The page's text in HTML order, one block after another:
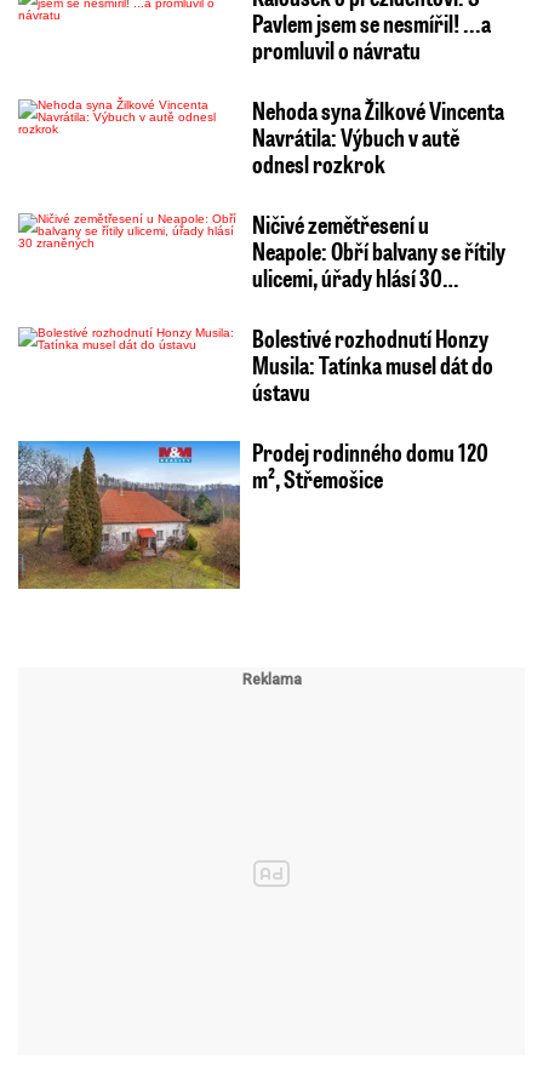
Pavlem jsem se nesmířil! ...a
promluvil o návratu
Nehoda syna Žilkové Vincenta
Navrátila: Výbuch v autě
odnesl rozkrok
Ničivé zemětřesení u
Neapole: Obří balvany se řítily
ulicemi, úřady hlásí 30…
Bolestivé rozhodnutí Honzy
Musila: Tatínka musel dát do
ústavu
Prodej rodinného domu 120
m², Střemošice